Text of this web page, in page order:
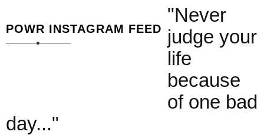
POWR INSTAGRAM FEED
"Never
judge your
life
because
of one bad
day..."